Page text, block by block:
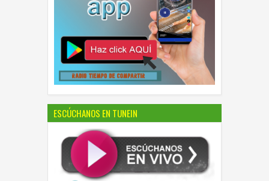
ESCÚCHANOS EN TUNEIN